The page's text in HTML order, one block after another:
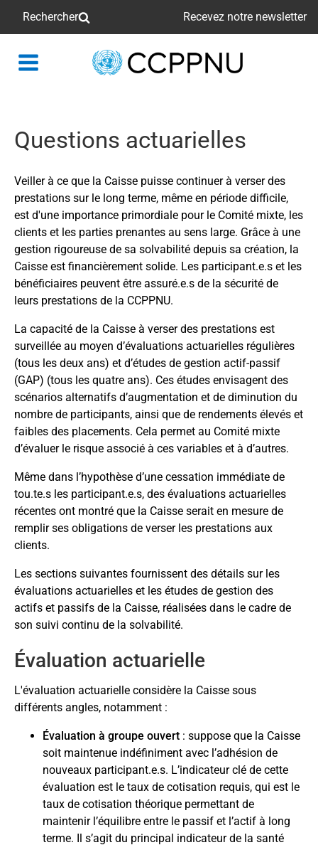
Rechercher Recevez notre newsletter
retour
principale
Questions actuarielles
Veiller à ce que la Caisse puisse continuer à verser des
prestations sur le long terme, même en période difficile,
est d'une importance primordiale pour le Comité mixte, les
clients et les parties prenantes au sens large. Grâce à une
gestion rigoureuse de sa solvabilité depuis sa création, la
Caisse est financièrement solide. Les participant.e.s et les
bénéficiaires peuvent être assuré.e.s de la sécurité de
leurs prestations de la CCPPNU.
La capacité de la Caisse à verser des prestations est
surveillée au moyen d’évaluations actuarielles régulières
(tous les deux ans) et d’études de gestion actif-passif
(GAP) (tous les quatre ans). Ces études envisagent des
scénarios alternatifs d’augmentation et de diminution du
nombre de participants, ainsi que de rendements élevés et
faibles des placements. Cela permet au Comité mixte
d’évaluer le risque associé à ces variables et à d’autres.
Même dans l’hypothèse d’une cessation immédiate de
tou.te.s les participant.e.s, des évaluations actuarielles
récentes ont montré que la Caisse serait en mesure de
remplir ses obligations de verser les prestations aux
clients.
Les sections suivantes fournissent des détails sur les
évaluations actuarielles et les études de gestion des
actifs et passifs de la Caisse, réalisées dans le cadre de
son suivi continu de la solvabilité.
Évaluation actuarielle
L'évaluation actuarielle considère la Caisse sous
différents angles, notamment :
Évaluation à groupe ouvert : suppose que la Caisse
soit maintenue indéfiniment avec l’adhésion de
nouveaux participant.e.s. L’indicateur clé de cette
évaluation est le taux de cotisation requis, qui est le
taux de cotisation théorique permettant de
maintenir l’équilibre entre le passif et l’actif à long
terme. Il s’agit du principal indicateur de la santé